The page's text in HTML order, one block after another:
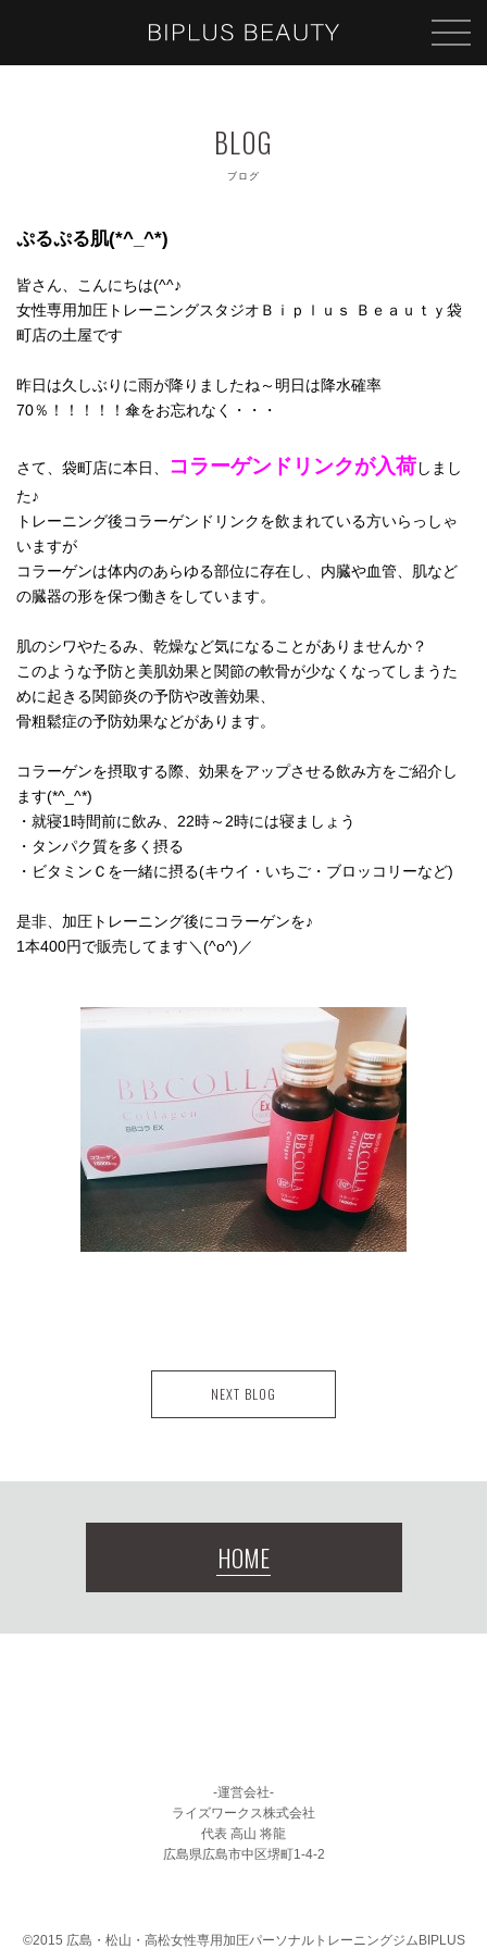
ブログ
ぷるぷる肌(*^_^*)
皆さん、こんにちは(^^♪
女性専用加圧トレーニングスタジオＢｉｐｌｕｓ Ｂｅａｕｔｙ袋
町店の土屋です
昨日は久しぶりに雨が降りましたね～明日は降水確率
70％！！！！！傘をお忘れなく・・・
さて、袋町店に本日、 コラーゲンドリンクが入荷 しまし
た♪
トレーニング後コラーゲンドリンクを飲まれている方いらっしゃ
いますが
コラーゲンは体内のあらゆる部位に存在し、内臓や血管、肌など
の臓器の形を保つ働きをしています。
肌のシワやたるみ、乾燥など気になることがありませんか？
このような予防と美肌効果と関節の軟骨が少なくなってしまうた
めに起きる関節炎の予防や改善効果、
骨粗鬆症の予防効果などがあります。
コラーゲンを摂取する際、効果をアップさせる飲み方をご紹介し
ます(*^_^*)
・就寝1時間前に飲み、22時～2時には寝ましょう
・タンパク質を多く摂る
・ビタミンＣを一緒に摂る(キウイ・いちご・ブロッコリーなど)
是非、加圧トレーニング後にコラーゲンを♪
1本400円で販売してます＼(^o^)／
NEXT BLOG
HOME
-運営会社-
ライズワークス株式会社
代表 高山 将龍
広島県広島市中区堺町1-4-2
©2015 広島・松山・高松女性専用加圧パーソナルトレーニングジムBIPLUS